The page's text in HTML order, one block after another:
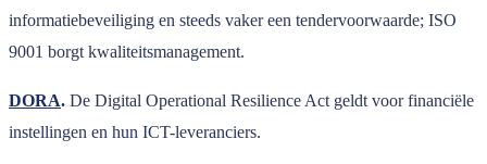
informatiebeveiliging en steeds vaker een tendervoorwaarde; ISO
9001 borgt kwaliteitsmanagement.
DORA. De Digital Operational Resilience Act geldt voor financiële
instellingen en hun ICT-leveranciers.